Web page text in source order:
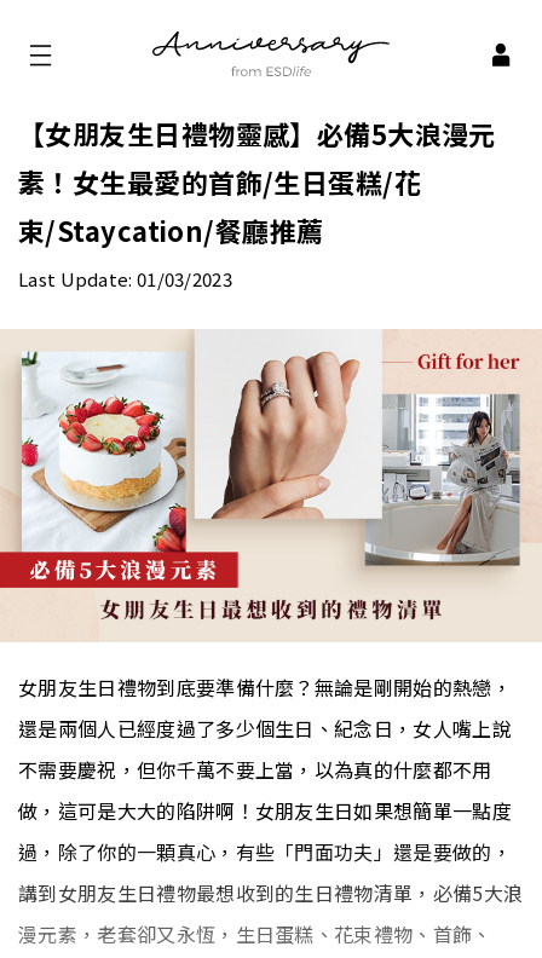
【女朋友生日禮物靈感】必備5大浪漫元
素！女生最愛的首飾/生日蛋糕/花
束/Staycation/餐廳推薦
Last Update: 01/03/2023
女朋友生日禮物到底要準備什麼？無論是剛開始的熱戀，
還是兩個人已經度過了多少個生日、紀念日，女人嘴上說
不需要慶祝，但你千萬不要上當，以為真的什麼都不用
做，這可是大大的陷阱啊！女朋友生日如果想簡單一點度
過，除了你的一顆真心，有些「門面功夫」還是要做的，
講到女朋友生日禮物最想收到的生日禮物清單，必備5大浪
漫元素，老套卻又永恆，生日蛋糕、花束禮物、首飾、